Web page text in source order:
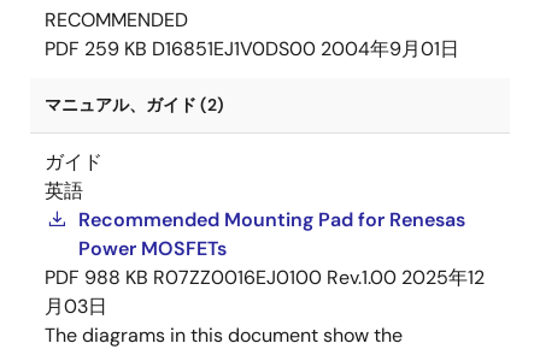
RECOMMENDED
PDF 259 KB D16851EJ1V0DS00 2004年9月01日
マニュアル、ガイド (2)
ガイド
英語
Recommended Mounting Pad for Renesas
Power MOSFETs
PDF 988 KB R07ZZ0016EJ0100 Rev.1.00 2025年12
月03日
The diagrams in this document show the